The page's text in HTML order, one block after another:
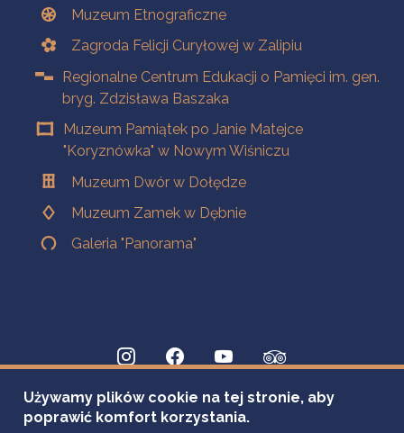
Muzeum Etnograficzne
Zagroda Felicji Curyłowej w Zalipiu
Regionalne Centrum Edukacji o Pamięci im. gen.
bryg. Zdzisława Baszaka
Muzeum Pamiątek po Janie Matejce
"Koryznówka" w Nowym Wiśniczu
Muzeum Dwór w Dołędze
Muzeum Zamek w Dębnie
Galeria "Panorama"
Używamy plików cookie na tej stronie, aby
poprawić komfort korzystania.